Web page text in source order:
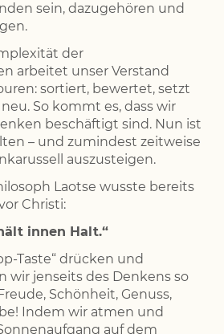
sein, dazugehören und
der
arbeitet unser Verstand
sortiert, bewertet, setzt
So kommt es, dass wir
beschäftigt sind. Nun ist
– und zumindest zeitweise
auszusteigen.
Laotse wusste bereits
Christi:
innen Halt.“
Taste“ drücken und
wir jenseits des Denkens so
Schönheit, Genuss,
Indem wir atmen und
auf dem